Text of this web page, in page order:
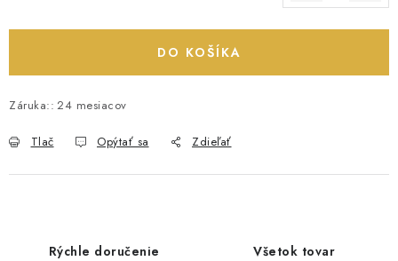
DO KOŠÍKA
Záruka:: 24 mesiacov
Tlač Opýtať sa Zdieľať
Rýchle doručenie Všetok tovar